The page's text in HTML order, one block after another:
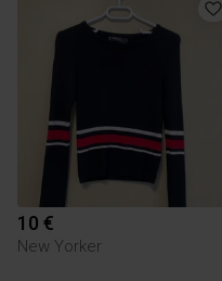
10 €
New Yorker